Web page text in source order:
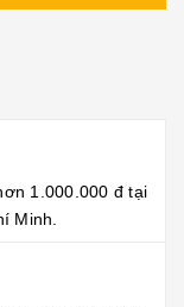
1.000.000 đ tại
Minh.